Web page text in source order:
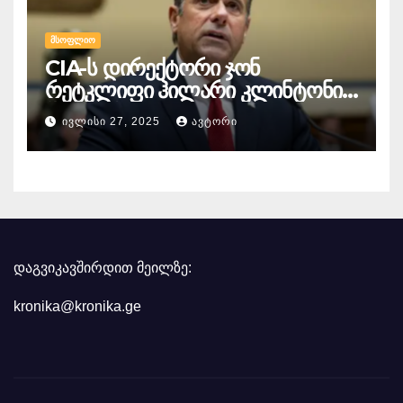
ᲛᲡᲝᲤᲚᲘᲝ
CIA-ს დირექტორი ჯონ
რეტკლიფი ჰილარი კლინტონის
წინააღმდეგ
სისხლისსამართლებრივ
დევნაზე საუბრობს
ᲘᲕᲚᲘᲡᲘ 27, 2025 ᲐᲕᲢᲝᲠᲘ
დაგვიკავშირდით მეილზე:
kronika@kronika.ge